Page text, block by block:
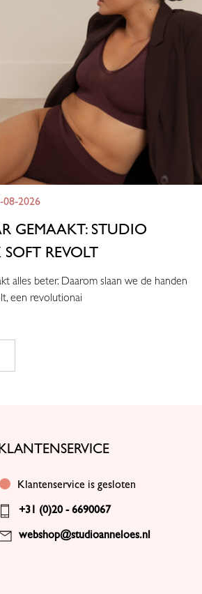
2026
GEMAAKT: STUDIO
REVOLT
alles beter. Daarom slaan we de handen
een revolutionai
Klantenservice is gesloten
+31 (0)20 - 6690067
webshop@studioanneloes.nl